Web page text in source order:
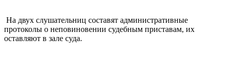
На двух слушательниц составят административные
протоколы о неповиновении судебным приставам, их
оставляют в зале суда.